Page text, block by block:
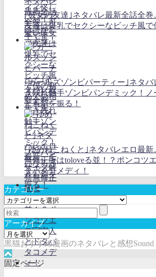
｢彼女の友達｣ネタバレ最新全話全
友達は爆乳でセクシーなビッチ風で
手です
｢ガールズゾンビパーティー｣ネタ
き残れ触手ゾンビパンデミック！ノ
とも剣を振る！
｢ゆめねこねくと｣ネタバレエロ最
無修正版はtoloveる並！？ポンコツ
タバタコメディ！
カテゴリー
カ
テ
ゴ
リ
ー
アーカイブ
ア
ー
カ
イ
黒猫おすすめ漫画のネタバレと感想Sound
固定ページ